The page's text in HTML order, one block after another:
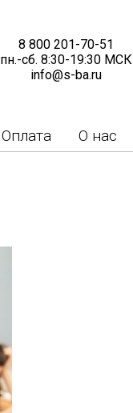
8 800 201-70-51
пн.-сб. 8:30-19:30 МСК
info@s-ba.ru
Оплата О нас